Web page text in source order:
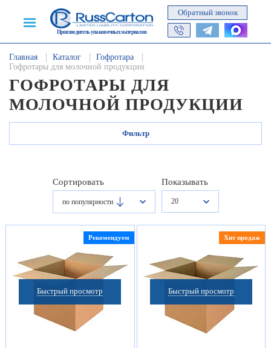
Производитель упаковочных материалов
Обратный звонок
Главная Каталог
Гофротара
Гофротары для молочной продукции
ГОФРОТАРЫ ДЛЯ
МОЛОЧНОЙ ПРОДУКЦИИ
Фильтр
Сортировать
по популярности
Показывать
20
Быстрый просмотр
Рекомендуем
Быстрый просмотр
Хит продаж